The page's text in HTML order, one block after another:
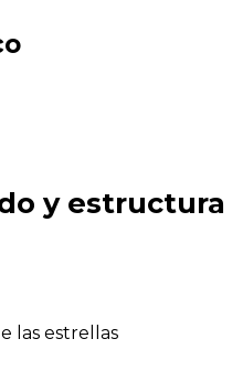
y estructura
las estrellas